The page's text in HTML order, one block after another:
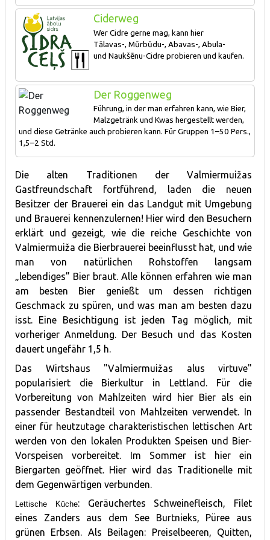
Ciderweg
Wer Cidre gerne mag, kann hier
Tālavas-, Mūrbūdu-, Abavas-, Abula-
und Naukšēnu-Cidre probieren und kaufen.
Der Roggenweg
Führung, in der man erfahren kann, wie Bier,
Malzgetränk und Kwas hergestellt werden,
und diese Getränke auch probieren kann. Für Gruppen 1–50 Pers.,
1,5–2 Std.
Möglichkeit, eine von vier Arten der Verkostung zu wählen.
Weitere Informationen:
valmiermuiza/ekskursijas/
Die alten Traditionen der Valmiermuižas
Gastfreundschaft fortführend, laden die neuen
Besitzer der Brauerei ein das Landgut mit Umgebung
und Brauerei kennenzulernen! Hier wird den Besuchern
erklärt und gezeigt, wie die reiche Geschichte von
Valmiermuiža die Bierbrauerei beeinflusst hat, und wie
man von natürlichen Rohstoffen langsam
„lebendiges” Bier braut. Alle können erfahren wie man
am besten Bier genießt um dessen richtigen
Geschmack zu spüren, und was man am besten dazu
isst. Eine Besichtigung ist jeden Tag möglich, mit
vorheriger Anmeldung. Der Besuch und das Kosten
dauert ungefähr 1,5 h.
Das Wirtshaus "Valmiermuižas alus virtuve"
popularisiert die Bierkultur in Lettland. Für die
Vorbereitung von Mahlzeiten wird hier Bier als ein
passender Bestandteil von Mahlzeiten verwendet. In
einer für heutzutage charakteristischen lettischen Art
werden von den lokalen Produkten Speisen und Bier-
Vorspeisen vorbereitet. Im Sommer ist hier ein
Biergarten geöffnet. Hier wird das Traditionelle mit
dem Gegenwärtigen verbunden.
Lettische Küche: Geräuchertes Schweinefleisch, Filet
eines Zanders aus dem See Burtnieks, Püree aus
grünen Erbsen. Als Beilagen: Preiselbeeren, Quitten,